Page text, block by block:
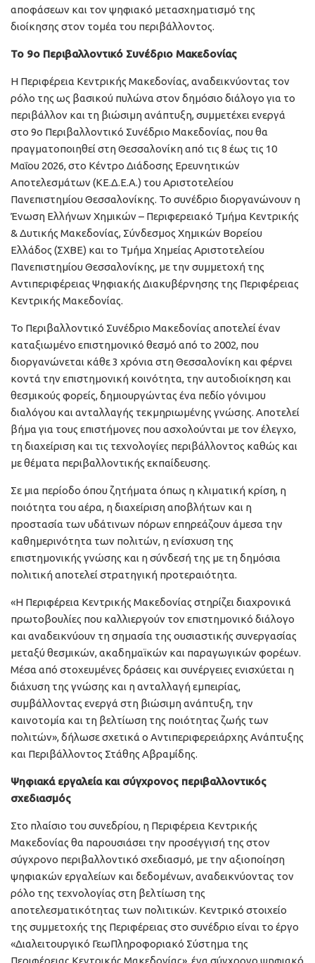
αποφάσεων και τον ψηφιακό μετασχηματισμό της
διοίκησης στον τομέα του περιβάλλοντος.
Το 9ο Περιβαλλοντικό Συνέδριο Μακεδονίας
Η Περιφέρεια Κεντρικής Μακεδονίας, αναδεικνύοντας τον
ρόλο της ως βασικού πυλώνα στον δημόσιο διάλογο για το
περιβάλλον και τη βιώσιμη ανάπτυξη, συμμετέχει ενεργά
στο 9ο Περιβαλλοντικό Συνέδριο Μακεδονίας, που θα
πραγματοποιηθεί στη Θεσσαλονίκη από τις 8 έως τις 10
Μαΐου 2026, στο Κέντρο Διάδοσης Ερευνητικών
Αποτελεσμάτων (ΚΕ.Δ.Ε.Α.) του Αριστοτελείου
Πανεπιστημίου Θεσσαλονίκης. Το συνέδριο διοργανώνουν η
Ένωση Ελλήνων Χημικών – Περιφερειακό Τμήμα Κεντρικής
& Δυτικής Μακεδονίας, Σύνδεσμος Χημικών Βορείου
Ελλάδος (ΣΧΒΕ) και το Τμήμα Χημείας Αριστοτελείου
Πανεπιστημίου Θεσσαλονίκης, με την συμμετοχή της
Αντιπεριφέρειας Ψηφιακής Διακυβέρνησης της Περιφέρειας
Κεντρικής Μακεδονίας.
Το Περιβαλλοντικό Συνέδριο Μακεδονίας αποτελεί έναν
καταξιωμένο επιστημονικό θεσμό από το 2002, που
διοργανώνεται κάθε 3 χρόνια στη Θεσσαλονίκη και φέρνει
κοντά την επιστημονική κοινότητα, την αυτοδιοίκηση και
θεσμικούς φορείς, δημιουργώντας ένα πεδίο γόνιμου
διαλόγου και ανταλλαγής τεκμηριωμένης γνώσης. Αποτελεί
βήμα για τους επιστήμονες που ασχολούνται με τον έλεγχο,
τη διαχείριση και τις τεχνολογίες περιβάλλοντος καθώς και
με θέματα περιβαλλοντικής εκπαίδευσης.
Σε μια περίοδο όπου ζητήματα όπως η κλιματική κρίση, η
ποιότητα του αέρα, η διαχείριση αποβλήτων και η
προστασία των υδάτινων πόρων επηρεάζουν άμεσα την
καθημερινότητα των πολιτών, η ενίσχυση της
επιστημονικής γνώσης και η σύνδεσή της με τη δημόσια
πολιτική αποτελεί στρατηγική προτεραιότητα.
«Η Περιφέρεια Κεντρικής Μακεδονίας στηρίζει διαχρονικά
πρωτοβουλίες που καλλιεργούν τον επιστημονικό διάλογο
και αναδεικνύουν τη σημασία της ουσιαστικής συνεργασίας
μεταξύ θεσμικών, ακαδημαϊκών και παραγωγικών φορέων.
Μέσα από στοχευμένες δράσεις και συνέργειες ενισχύεται η
διάχυση της γνώσης και η ανταλλαγή εμπειρίας,
συμβάλλοντας ενεργά στη βιώσιμη ανάπτυξη, την
καινοτομία και τη βελτίωση της ποιότητας ζωής των
πολιτών», δήλωσε σχετικά ο Αντιπεριφερειάρχης Ανάπτυξης
και Περιβάλλοντος Στάθης Αβραμίδης.
Ψηφιακά εργαλεία και σύγχρονος περιβαλλοντικός
σχεδιασμός
Στο πλαίσιο του συνεδρίου, η Περιφέρεια Κεντρικής
Μακεδονίας θα παρουσιάσει την προσέγγισή της στον
σύγχρονο περιβαλλοντικό σχεδιασμό, με την αξιοποίηση
ψηφιακών εργαλείων και δεδομένων, αναδεικνύοντας τον
ρόλο της τεχνολογίας στη βελτίωση της
αποτελεσματικότητας των πολιτικών. Κεντρικό στοιχείο
της συμμετοχής της Περιφέρειας στο συνέδριο είναι το έργο
«Διαλειτουργικό ΓεωΠληροφοριακό Σύστημα της
Περιφέρειας Κεντρικής Μακεδονίας», ένα σύγχρονο ψηφιακό